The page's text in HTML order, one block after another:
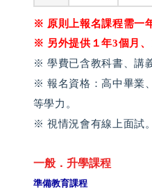
※ 原則上報名課程需一
※ 另外提供１年3個月、
※ 學費已含教科書、講
※ 報名資格：高中畢業
等學力。
※ 視情況會有線上面試。
一般．升學課程
準備教育課程